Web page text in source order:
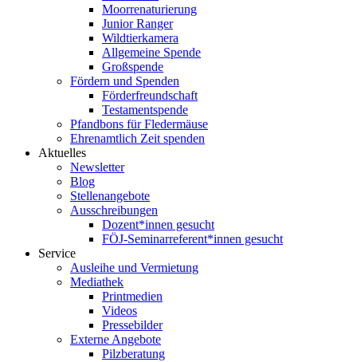
Moorrenaturierung
Junior Ranger
Wildtierkamera
Allgemeine Spende
Großspende
Fördern und Spenden
Förderfreundschaft
Testamentspende
Pfandbons für Fledermäuse
Ehrenamtlich Zeit spenden
Aktuelles
Newsletter
Blog
Stellenangebote
Ausschreibungen
Dozent*innen gesucht
FÖJ-Seminarreferent*innen gesucht
Service
Ausleihe und Vermietung
Mediathek
Printmedien
Videos
Pressebilder
Externe Angebote
Pilzberatung